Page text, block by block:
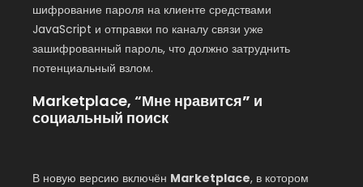
шифрование пароля на клиенте средствами
JavaScript и отправки по каналу связи уже
зашифрованный пароль, что должно затруднить
потенциальный взлом.
Marketplace, “Мне нравится” и
социальный поиск
В новую версию включён Marketplace, в котором